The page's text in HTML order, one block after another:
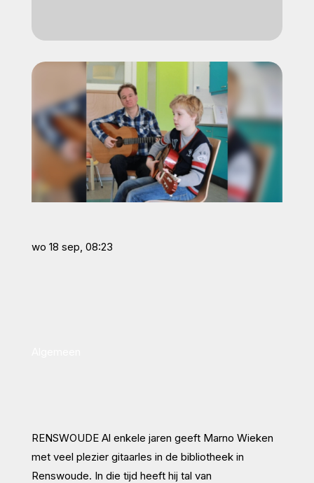
wo 18 sep, 08:23
RENSWOUDE Al enkele jaren geeft Marno Wieken
met veel plezier gitaarles in de bibliotheek in
Renswoude. In die tijd heeft hij tal van